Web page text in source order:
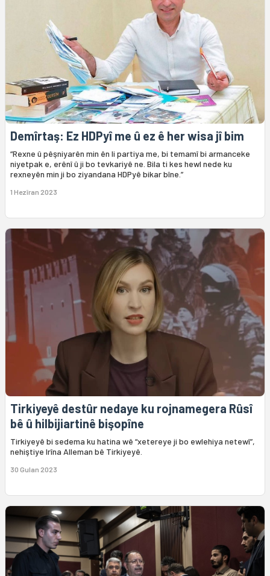
Demîrtaş: Ez HDPyî me û ez ê her wisa jî bim
“Rexne û pêşniyarên min ên li partiya me, bi temamî bi armanceke
niyetpak e, erênî û ji bo tevkariyê ne. Bila ti kes hewl nede ku
rexneyên min ji bo ziyandana HDPyê bikar bîne.”
1 Hezîran 2023
Tirkiyeyê destûr nedaye ku rojnamegera Rûsî
bê û hilbijiartinê bişopîne
Tirkiyeyê bi sedema ku hatina wê “xetereye ji bo ewlehiya netewî”,
nehiştiye Irîna Alleman bê Tirkiyeyê.
30 Gulan 2023